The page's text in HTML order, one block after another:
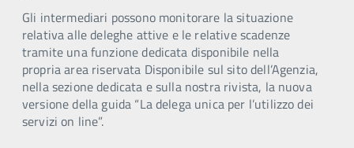
Gli intermediari possono monitorare la situazione
relativa alle deleghe attive e le relative scadenze
tramite una funzione dedicata disponibile nella
propria area riservata Disponibile sul sito dell’Agenzia,
nella sezione dedicata e sulla nostra rivista, la nuova
versione della guida “La delega unica per l’utilizzo dei
servizi on line”.